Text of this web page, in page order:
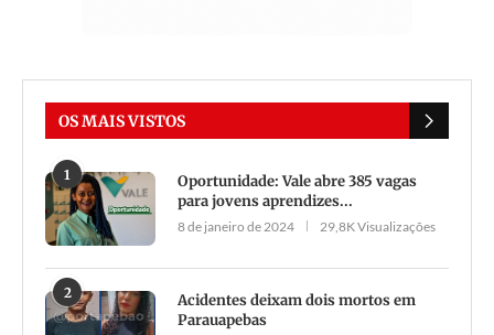
OS MAIS VISTOS
1
Oportunidade: Vale abre 385 vagas
para jovens aprendizes...
8 de janeiro de 2024 29,8K Visualizações
2
Acidentes deixam dois mortos em
Parauapebas